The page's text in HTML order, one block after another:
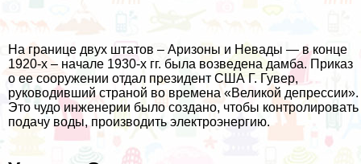
На границе двух штатов – Аризоны и Невады — в конце
1920-х – начале 1930-х гг. была возведена дамба. Приказ
о ее сооружении отдал президент США Г. Гувер,
руководивший страной во времена «Великой депрессии».
Это чудо инженерии было создано, чтобы контролировать
подачу воды, производить электроэнергию.